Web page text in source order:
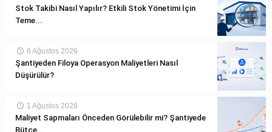
Stok Takibi Nasıl Yapılır? Etkili Stok Yönetimi İçin
Teme...
6 Ağustos 2026
Şantiyeden Filoya Operasyon Maliyetleri Nasıl
Düşürülür?
1 Ağustos 2026
Maliyet Sapmaları Önceden Görülebilir mi? Şantiyede
Bütçe...